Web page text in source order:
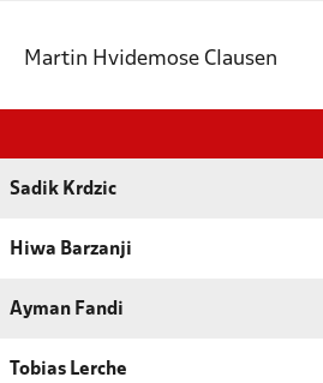
Martin Hvidemose Clausen
Sadik Krdzic
Hiwa Barzanji
Ayman Fandi
Tobias Lerche